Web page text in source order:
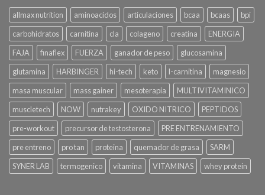
allmax nutrition aminoacidos articulaciones bcaa bcaas
bpi
carbohidratos
carnitina cla colageno creatina
ENERGIA
FAJA
finaflex FUERZA ganador de peso
glucosamina
glutamina
HARBINGER hi-tech keto l-carnitina
magnesio
masa muscular
mass gainer mesoterapia
MULTIVITAMINICO
muscletech
NOW nutrakey OXIDO NITRICO
PEPTIDOS
pre-workout
precursor de testosterona
PRE ENTRENAMIENTO
pre entreno
pro tan proteina quemador de grasa
SARM
SYNER LAB
termogenico vitamina VITAMINAS whey protein